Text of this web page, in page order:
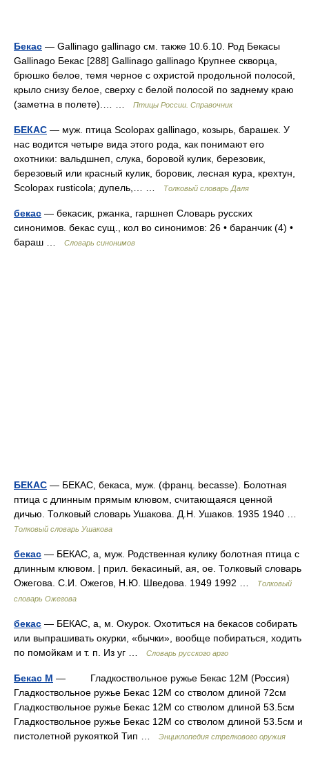
Бекас — Gallinago gallinago см. также 10.6.10. Род Бекасы
Gallinago Бекас [288] Gallinago gallinago Крупнее скворца,
брюшко белое, темя черное с охристой продольной полосой,
крыло снизу белое, сверху с белой полосой по заднему краю
(заметна в полете).… …
Птицы России. Справочник
БЕКАС — муж. птица Scolopax gallinago, козырь, барашек. У
нас водится четыре вида этого рода, как понимают его
охотники: вальдшнеп, слука, боровой кулик, березовик,
березовый или красный кулик, боровик, лесная кура, крехтун,
Scolopax rusticola; дупель,… …
Толковый словарь Даля
бекас — бекасик, ржанка, гаршнеп Словарь русских
синонимов. бекас сущ., кол во синонимов: 26 • баранчик (4) •
бараш …
Словарь синонимов
БЕКАС — БЕКАС, бекаса, муж. (франц. becasse). Болотная
птица с длинным прямым клювом, считающаяся ценной
дичью. Толковый словарь Ушакова. Д.Н. Ушаков. 1935 1940 …
Толковый словарь Ушакова
бекас — БЕКАС, а, муж. Родственная кулику болотная птица с
длинным клювом. | прил. бекасиный, ая, ое. Толковый словарь
Ожегова. С.И. Ожегов, Н.Ю. Шведова. 1949 1992 …
Толковый
словарь Ожегова
бекас — БЕКАС, а, м. Окурок. Охотиться на бекасов собирать
или выпрашивать окурки, «бычки», вообще побираться, ходить
по помойкам и т. п. Из уг …
Словарь русского арго
Бекас М — Гладкоствольное ружье Бекас 12М (Россия)
Гладкоствольное ружье Бекас 12М со стволом длиной 72см
Гладкоствольное ружье Бекас 12М со стволом длиной 53.5см
Гладкоствольное ружье Бекас 12М со стволом длиной 53.5см и
пистолетной рукояткой Тип …
Энциклопедия стрелкового оружия